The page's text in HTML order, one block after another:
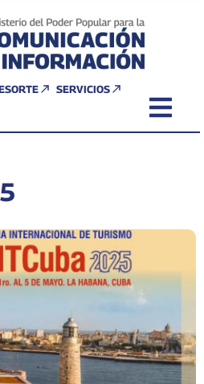
SERVICIOS